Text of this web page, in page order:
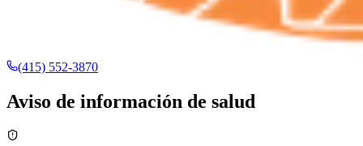
(415) 552-3870
Aviso de información de salud